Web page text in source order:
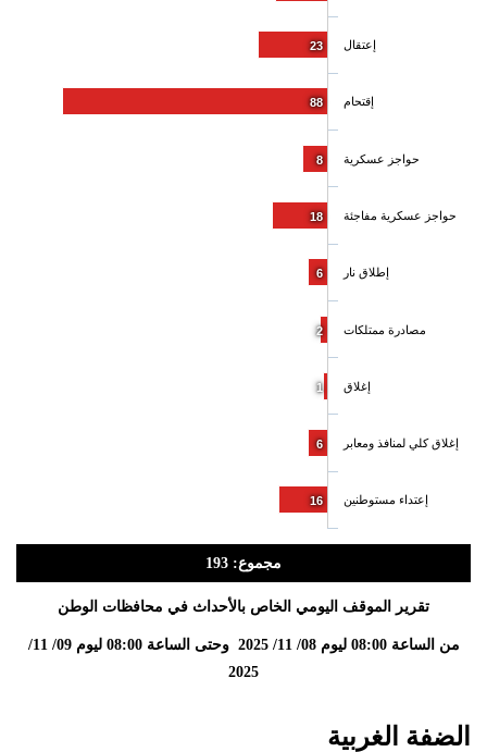
23
88
8
18
6
2
1
6
16
إعتقال
إقتحام
حواجز عسكرية
حواجز عسكرية مفاجئة
إطلاق نار
مصادرة ممتلكات
إغلاق
إغلاق كلي لمنافذ ومعابر
إعتداء مستوطنين
مجموع: 193
تقرير الموقف اليومي الخاص بالأحداث في محافظات الوطن
من الساعة 08:00 ليوم 08/ 11/ 2025 وحتى الساعة 08:00 ليوم 09/ 11/
2025
الضفة الغربية